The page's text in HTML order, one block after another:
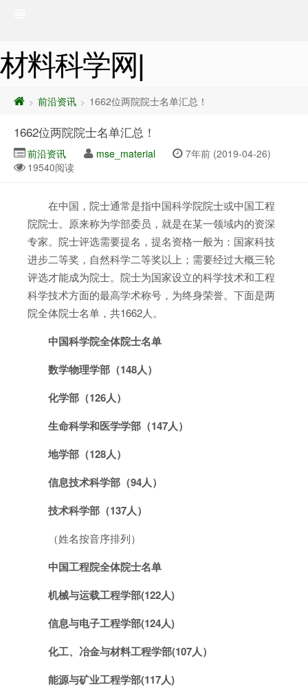
材料科学网|
> 前沿资讯 > 1662位两院院士名单汇总！
1662位两院院士名单汇总！
前沿资讯 mse_material
7年前 (2019-04-26)
19540阅读
在中国，院士通常是指中国科学院院士或中国工程
院院士。原来称为学部委员，就是在某一领域内的资深
专家。院士评选需要提名，提名资格一般为：国家科技
进步二等奖，自然科学二等奖以上；需要经过大概三轮
评选才能成为院士。院士为国家设立的科学技术和工程
科学技术方面的最高学术称号，为终身荣誉。下面是两
院全体院士名单，共1662人。
中国科学院全体院士名单
数学物理学部（148人）
化学部（126人）
生命科学和医学学部（147人）
地学部（128人）
信息技术科学部（94人）
技术科学部（137人）
（姓名按音序排列）
中国工程院全体院士名单
机械与运载工程学部(122人)
信息与电子工程学部(124人)
化工、冶金与材料工程学部(107人）
能源与矿业工程学部(117人)